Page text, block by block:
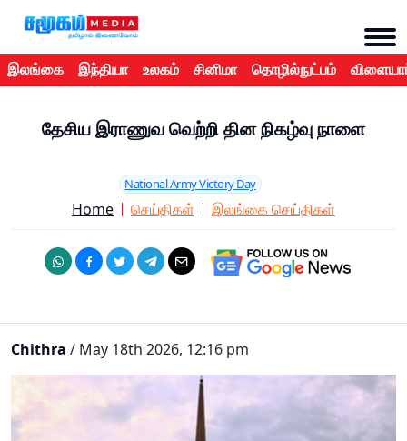
இலங்கை இந்தியா உலகம் சினிமா தொழில்நுட்பம்
தேசிய இராணுவ வெற்றி தின நிகழ்வு நாளை
National Army Victory Day
Home செய்திகள் இலங்கை செய்திகள்
Chithra / May 18th 2026, 12:16 pm